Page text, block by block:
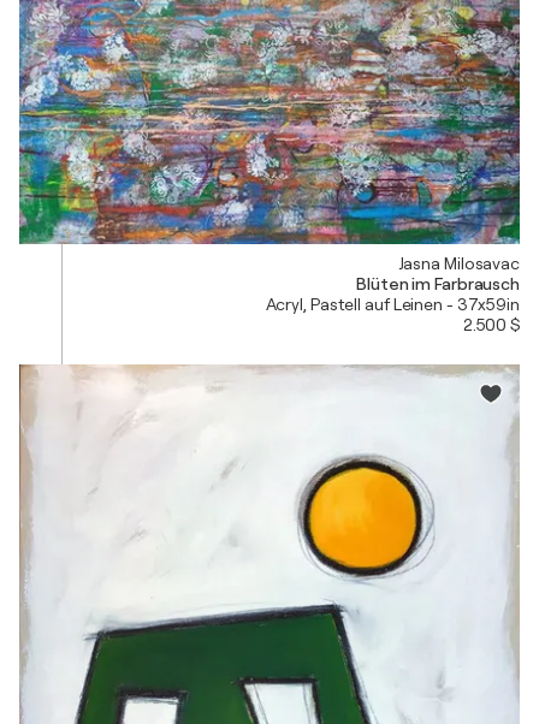
Jasna Milosavac
Blüten im Farbrausch
Acryl, Pastell auf Leinen - 37x59in
2.500 $